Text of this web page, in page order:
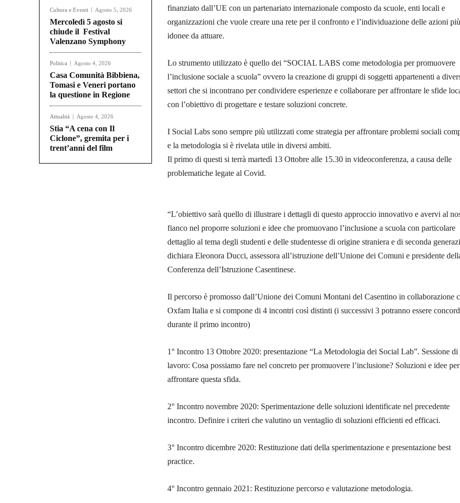
Cultura e Eventi Agosto 5, 2026
Mercoledì 5 agosto si
chiude il Festival
Valenzano Symphony
Politica Agosto 4, 2026
Casa Comunità Bibbiena,
Tomasi e Veneri portano
la questione in Regione
Attualità Agosto 4, 2026
Stia “A cena con Il
Ciclone”, gremita per i
trent’anni del film
finanziato dall’UE con un partenariato internazionale composto da scuole, enti locali e
organizzazioni che vuole creare una rete per il confronto e l’individuazione delle azioni più
idonee da attuare.
Lo strumento utilizzato è quello dei “SOCIAL LABS come metodologia per promuovere
l’inclusione sociale a scuola” ovvero la creazione di gruppi di soggetti appartenenti a
settori che si incontrano per condividere esperienze e collaborare per affrontare le sfide
con l’obiettivo di progettare e testare soluzioni concrete.
I Social Labs sono sempre più utilizzati come strategia per affrontare problemi sociali
e la metodologia si è rivelata utile in diversi ambiti.
Il primo di questi si terrà martedì 13 Ottobre alle 15.30 in videoconferenza, a causa delle
problematiche legate al Covid.
“L’obiettivo sarà quello di illustrare i dettagli di questo approccio innovativo e avervi al
fianco nel proporre soluzioni e idee che promuovano l’inclusione a scuola con particolare
dettaglio al tema degli studenti e delle studentesse di origine straniera e di seconda
dichiara Eleonora Ducci, assessora all’istruzione dell’Unione dei Comuni e presidente
Conferenza dell’Istruzione Casentinese.
Il percorso è promosso dall’Unione dei Comuni Montani del Casentino in collaborazione
Oxfam Italia e si compone di 4 incontri così distinti (i successivi 3 potranno essere
durante il primo incontro)
1° Incontro 13 Ottobre 2020: presentazione “La Metodologia dei Social Lab”. Sessione di
lavoro: Cosa possiamo fare nel concreto per promuovere l’inclusione? Soluzioni e idee per
affrontare questa sfida.
2° Incontro novembre 2020: Sperimentazione delle soluzioni identificate nel precedente
incontro. Definire i criteri che valutino un ventaglio di soluzioni efficienti ed efficaci.
3° Incontro dicembre 2020: Restituzione dati della sperimentazione e presentazione best
practice.
4° Incontro gennaio 2021: Restituzione percorso e valutazione metodologia.